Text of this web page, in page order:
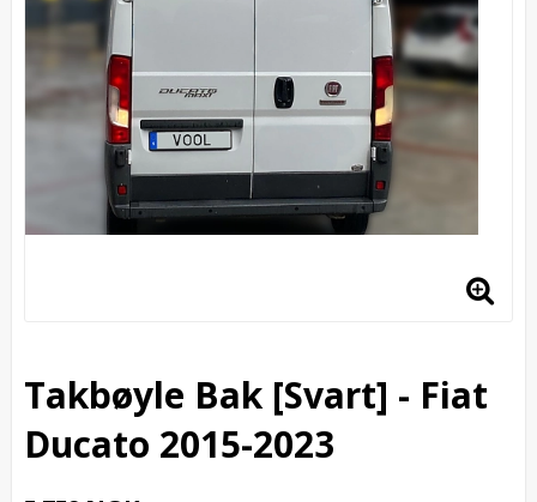
Takbøyle Bak [Svart] - Fiat
Ducato 2015-2023